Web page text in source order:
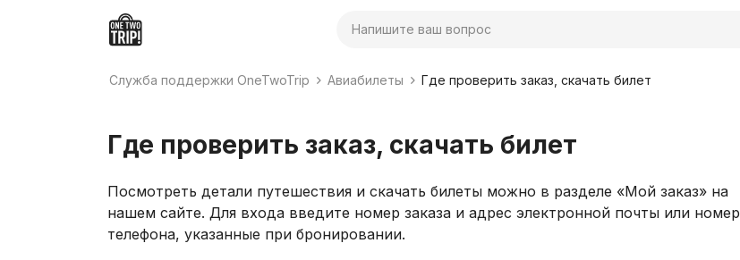
Поиск
Служба поддержки OneTwoTrip Авиабилеты Где проверить заказ, скачать билет
Где проверить заказ, скачать билет
Посмотреть детали путешествия и скачать билеты можно в разделе «Мой заказ» на
нашем сайте. Для входа введите номер заказа и адрес электронной почты или номер
телефона, указанные при бронировании.